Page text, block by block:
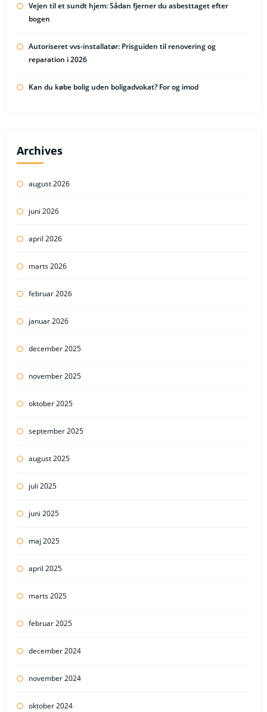
Vejen til et sundt hjem: Sådan fjerner du asbesttaget efter
bogen
Autoriseret vvs-installatør: Prisguiden til renovering og
reparation i 2026
Kan du købe bolig uden boligadvokat? For og imod
Archives
august 2026
juni 2026
april 2026
marts 2026
februar 2026
januar 2026
december 2025
november 2025
oktober 2025
september 2025
august 2025
juli 2025
juni 2025
maj 2025
april 2025
marts 2025
februar 2025
december 2024
november 2024
oktober 2024